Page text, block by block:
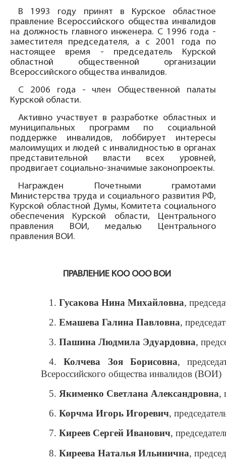
В 1993 году принят в Курское областное
правление Всероссийского общества инвалидов
на должность главного инженера. С 1996 года -
заместителя председателя, а с 2001 года по
настоящее время - председатель Курской
областной общественной организации
Всероссийского общества инвалидов.
С 2006 года - член Общественной палаты
Курской области.
Активно участвует в разработке областных и
муниципальных программ по социальной
поддержке инвалидов, лоббирует интересы
малоимущих и людей с инвалидностью в органах
представительной власти всех уровней,
продвигает социально-значимые законопроекты.
Награжден Почетными грамотами
Министерства труда и социального развития РФ,
Курской областной Думы, Комитета социального
обеспечения Курской области, Центрального
правления ВОИ, медалью Центрального
правления ВОИ.
ПРАВЛЕНИЕ КОО ООО ВОИ
1. Гусакова Нина Михайловна,
2. Емашева Галина Павловна,
3. Пашина Людмила Эдуардовна,
4.Колчева Зоя Борисовна,
Всероссийского общества инвалидов (ВОИ)
5. Якименко Светлана Александровна,
6. Корчма Игорь Игоревич,
7. Киреев Сергей Иванович,
8. Киреева Наталья Ильинична,